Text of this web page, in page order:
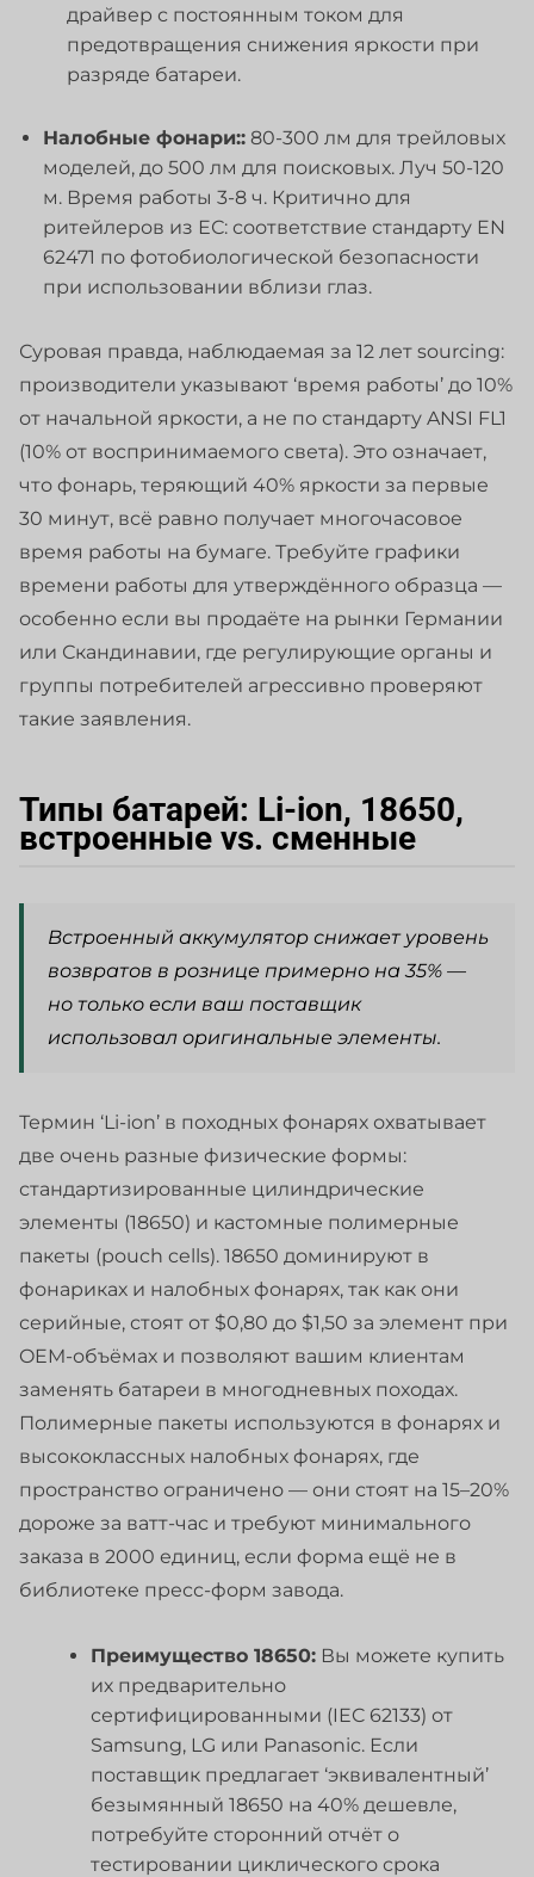
драйвер с постоянным током для
предотвращения снижения яркости при
разряде батареи.
Налобные фонари:: 80-300 лм для трейловых
моделей, до 500 лм для поисковых. Луч 50-120
м. Время работы 3-8 ч. Критично для
ритейлеров из ЕС: соответствие стандарту EN
62471 по фотобиологической безопасности
при использовании вблизи глаз.
Суровая правда, наблюдаемая за 12 лет sourcing:
производители указывают ‘время работы’ до 10%
от начальной яркости, а не по стандарту ANSI FL1
(10% от воспринимаемого света). Это означает,
что фонарь, теряющий 40% яркости за первые
30 минут, всё равно получает многочасовое
время работы на бумаге. Требуйте графики
времени работы для утверждённого образца —
особенно если вы продаёте на рынки Германии
или Скандинавии, где регулирующие органы и
группы потребителей агрессивно проверяют
такие заявления.
Типы батарей: Li-ion, 18650,
встроенные vs. сменные
Встроенный аккумулятор снижает уровень
возвратов в рознице примерно на 35% —
но только если ваш поставщик
использовал оригинальные элементы.
Термин ‘Li-ion’ в походных фонарях охватывает
две очень разные физические формы:
стандартизированные цилиндрические
элементы (18650) и кастомные полимерные
пакеты (pouch cells). 18650 доминируют в
фонариках и налобных фонарях, так как они
серийные, стоят от $0,80 до $1,50 за элемент при
OEM-объёмах и позволяют вашим клиентам
заменять батареи в многодневных походах.
Полимерные пакеты используются в фонарях и
высококлассных налобных фонарях, где
пространство ограничено — они стоят на 15–20%
дороже за ватт-час и требуют минимального
заказа в 2000 единиц, если форма ещё не в
библиотеке пресс-форм завода.
Преимущество 18650: Вы можете купить
их предварительно
сертифицированными (IEC 62133) от
Samsung, LG или Panasonic. Если
поставщик предлагает ‘эквивалентный’
безымянный 18650 на 40% дешевле,
потребуйте сторонний отчёт о
тестировании циклического срока